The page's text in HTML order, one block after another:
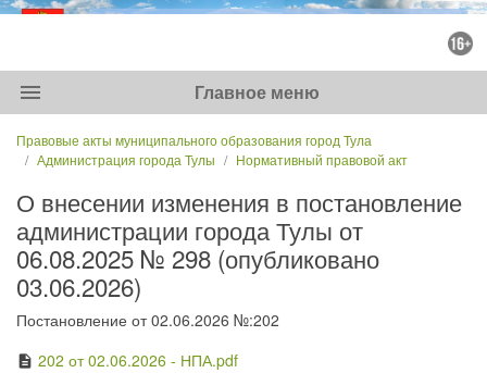
menu Главное меню
Правовые акты муниципального образования город Тула
Администрация города Тулы
Нормативный правовой акт
О внесении изменения в постановление
администрации города Тулы от
06.08.2025 № 298 (опубликовано
03.06.2026)
Постановление от 02.06.2026 №:202
description 202 от 02.06.2026 - НПА.pdf